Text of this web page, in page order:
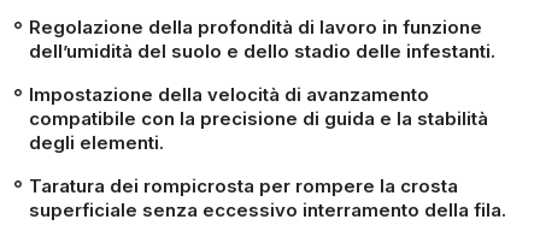
Regolazione della profondità di lavoro in funzione
dell’umidità del suolo e dello stadio delle infestanti.
Impostazione della velocità di avanzamento
compatibile con la precisione di guida e la stabilità
degli elementi.
Taratura dei rompicrosta per rompere la crosta
superficiale senza eccessivo interramento della fila.